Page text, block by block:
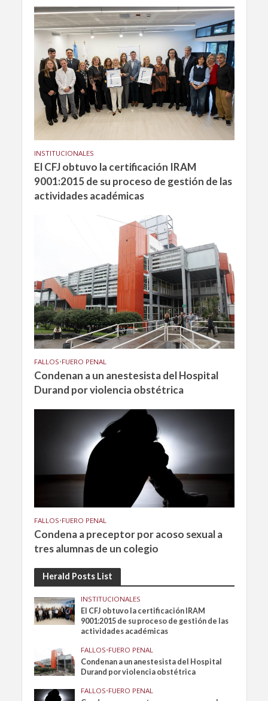
INSTITUCIONALES
El CFJ obtuvo la certificación IRAM
9001:2015 de su proceso de gestión de las
actividades académicas
FALLOS•FUERO PENAL
Condenan a un anestesista del Hospital
Durand por violencia obstétrica
FALLOS•FUERO PENAL
Condena a preceptor por acoso sexual a
tres alumnas de un colegio
Herald Posts List
INSTITUCIONALES
El CFJ obtuvo la certificación IRAM
9001:2015 de su proceso de gestión de las
actividades académicas
FALLOS•FUERO PENAL
Condenan a un anestesista del Hospital
Durand por violencia obstétrica
FALLOS•FUERO PENAL